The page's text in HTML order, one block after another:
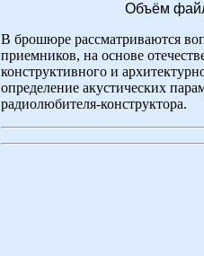
Объём
В брошюре рассматриваются
приемников, на основе
конструктивного и
определение акустических
радиолюбителя-конструктора.